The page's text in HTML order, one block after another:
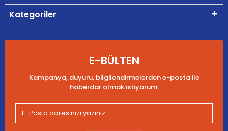
Kategoriler
E-BÜLTEN
Kampanya, duyuru, bilgilendirmelerden e-posta ile
haberdar olmak istiyorum.